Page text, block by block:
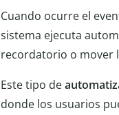
Cuando ocurre el
sistema ejecuta
recordatorio o mover
Este tipo de
donde los usuarios